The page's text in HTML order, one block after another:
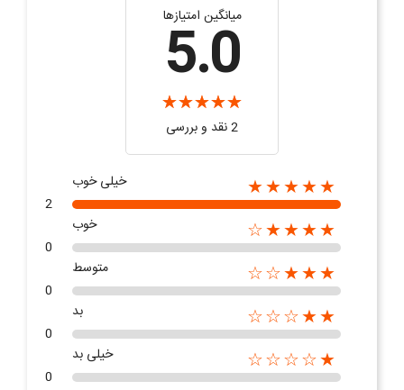
میانگین امتیازها
5.0
2 نقد و بررسی‌‌
★★★★★
خیلی خوب
2
★★★★☆
خوب
0
★★★☆☆
متوسط
0
★★☆☆☆
بد
0
★☆☆☆☆
خیلی بد
0